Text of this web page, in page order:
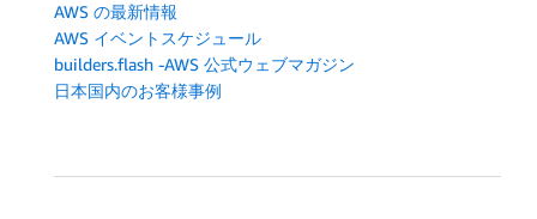
AWS の最新情報
AWS イベントスケジュール
builders.flash -AWS 公式ウェブマガジン
日本国内のお客様事例